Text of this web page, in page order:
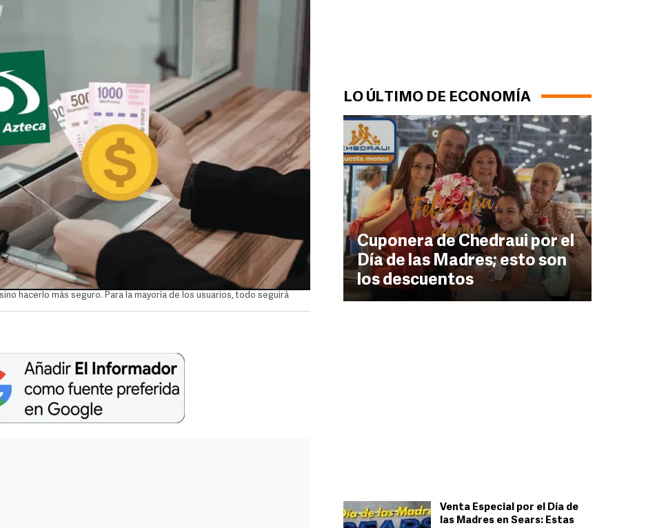
LO ÚLTIMO DE ECONOMÍA
Cuponera de Chedraui por el
Día de las Madres; esto son
los descuentos
Venta Especial por el Día de
las Madres en Sears: Estas
hacerlo más seguro. Para la mayoría de los usuarios, todo seguirá